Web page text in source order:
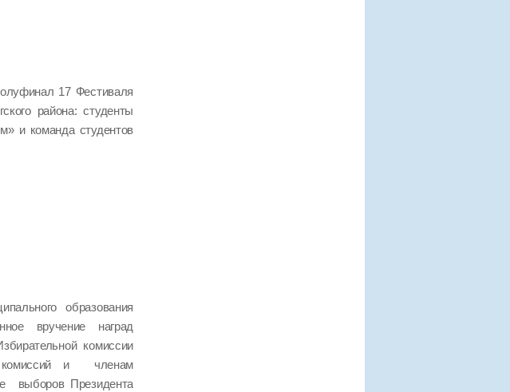
17 Фестиваля
района: студенты
и команда студентов
образования
вручение наград
комиссии
комиссий и членам
выборов Президента